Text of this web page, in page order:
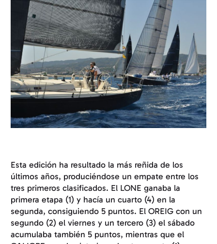
Esta edición ha resultado la más reñida de los
últimos años, produciéndose un empate entre los
tres primeros clasificados. El LONE ganaba la
primera etapa (1) y hacía un cuarto (4) en la
segunda, consiguiendo 5 puntos. El OREIG con un
segundo (2) el viernes y un tercero (3) el sábado
acumulaba también 5 puntos, mientras que el